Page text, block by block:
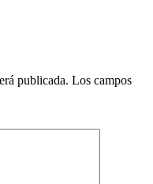
publicada. Los campos